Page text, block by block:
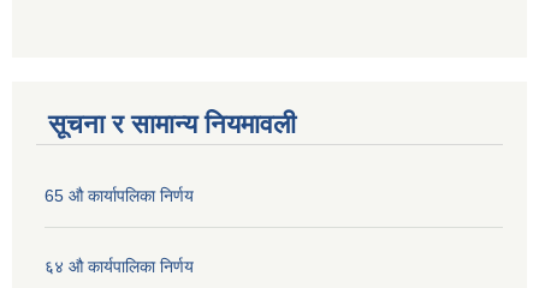
सूचना र सामान्य नियमावली
65 औ कार्यापलिका निर्णय
६४ औ कार्यपालिका निर्णय